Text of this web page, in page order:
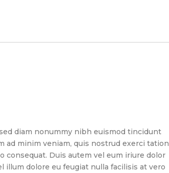
diam nonummy nibh euismod tincidunt
ad minim veniam, quis nostrud exerci tation
consequat. Duis autem vel eum iriure dolor
dolore eu feugiat nulla facilisis at vero